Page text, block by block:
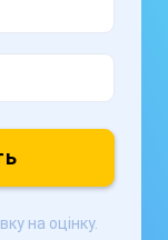
на оцінку.